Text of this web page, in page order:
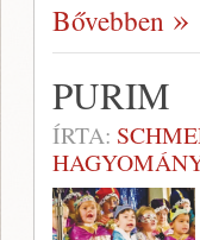
Bővebben
PURIM
ÍRTA: